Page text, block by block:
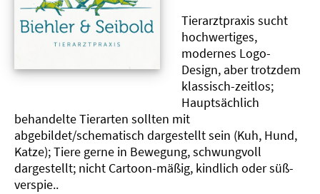
Tierarztpraxis sucht
hochwertiges,
modernes Logo-
Design, aber trotzdem
klassisch-zeitlos;
Hauptsächlich
behandelte Tierarten sollten mit
abgebildet/schematisch dargestellt sein (Kuh, Hund,
Katze); Tiere gerne in Bewegung, schwungvoll
dargestellt; nicht Cartoon-mäßig, kindlich oder süß-
verspie..